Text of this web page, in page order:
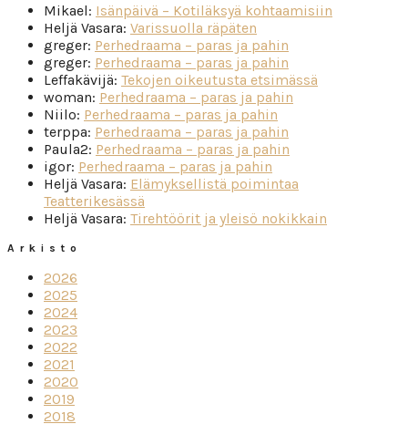
Mikael: Isänpäivä – Kotiläksyä kohtaamisiin
Heljä Vasara: Varissuolla räpäten
greger: Perhedraama – paras ja pahin
greger: Perhedraama – paras ja pahin
Leffakävijä: Tekojen oikeutusta etsimässä
woman: Perhedraama – paras ja pahin
Niilo: Perhedraama – paras ja pahin
terppa: Perhedraama – paras ja pahin
Paula2: Perhedraama – paras ja pahin
igor: Perhedraama – paras ja pahin
Heljä Vasara: Elämyksellistä poimintaa
Teatterikesässä
Heljä Vasara: Tirehtöörit ja yleisö nokikkain
Arkisto
2026
2025
2024
2023
2022
2021
2020
2019
2018